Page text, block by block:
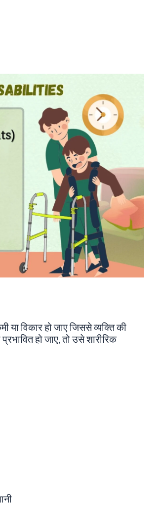
या विकार हो जाए जिससे व्यक्ति की
हो जाए, तो उसे शारीरिक